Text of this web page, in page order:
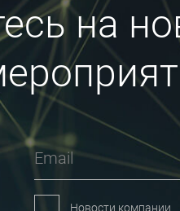
на
Email
Новости компании